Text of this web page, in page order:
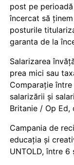
post pe
încercat să
posturile
garanta de la
Salarizarea
prea mici sau
Comparație
salarizării și
Britanie / Op
Campania de
educația și
UNTOLD, între 6